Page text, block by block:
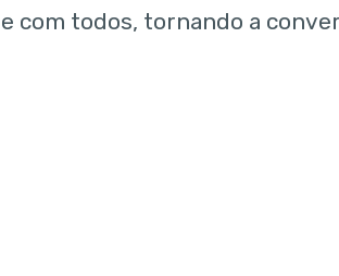
com todos, tornando a